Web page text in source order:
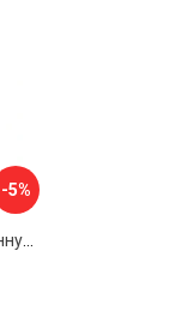
-5%
Раздвижной экран под ванну PERFECTO LINEA 36-031509